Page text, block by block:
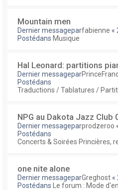
Mountain men
Dernier messageparfabienne «
Postédans Musique
Hal Leonard: partitions
Dernier messagepar
Postédans
Traductions / Tablatures /
NPG au Dakota Jazz
Dernier messageparprodzeroo
Postédans
Concerts & Soirées Princières,
one nite alone
Dernier messageparGreghost «
Postédans
Le forum : Mode